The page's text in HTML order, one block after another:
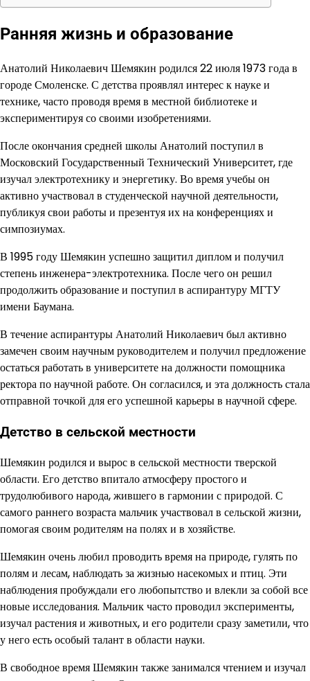
Ранняя жизнь и образование
Анатолий Николаевич Шемякин родился 22 июля 1973 года в
городе Смоленске. С детства проявлял интерес к науке и
технике, часто проводя время в местной библиотеке и
экспериментируя со своими изобретениями.
После окончания средней школы Анатолий поступил в
Московский Государственный Технический Университет, где
изучал электротехнику и энергетику. Во время учебы он
активно участвовал в студенческой научной деятельности,
публикуя свои работы и презентуя их на конференциях и
симпозиумах.
В 1995 году Шемякин успешно защитил диплом и получил
степень инженера-электротехника. После чего он решил
продолжить образование и поступил в аспирантуру МГТУ
имени Баумана.
В течение аспирантуры Анатолий Николаевич был активно
замечен своим научным руководителем и получил предложение
остаться работать в университете на должности помощника
ректора по научной работе. Он согласился, и эта должность стала
отправной точкой для его успешной карьеры в научной сфере.
Детство в сельской местности
Шемякин родился и вырос в сельской местности тверской
области. Его детство впитало атмосферу простого и
трудолюбивого народа, жившего в гармонии с природой. С
самого раннего возраста мальчик участвовал в сельской жизни,
помогая своим родителям на полях и в хозяйстве.
Шемякин очень любил проводить время на природе, гулять по
полям и лесам, наблюдать за жизнью насекомых и птиц. Эти
наблюдения пробуждали его любопытство и влекли за собой все
новые исследования. Мальчик часто проводил эксперименты,
изучал растения и животных, и его родители сразу заметили, что
у него есть особый талант в области науки.
В свободное время Шемякин также занимался чтением и изучал